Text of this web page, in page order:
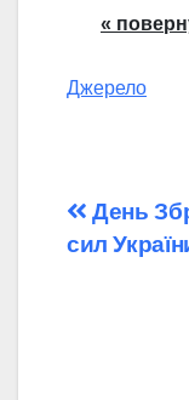
«
Джерело
записів
День
сил